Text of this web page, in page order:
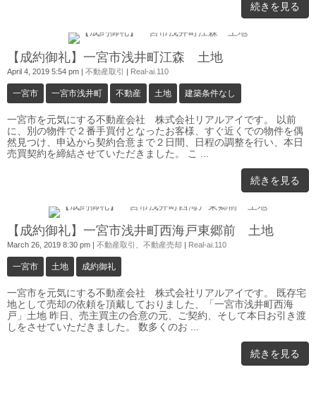
続きを見る
【成約御礼】一宮市浅井町江森 土地
April 4, 2019 5:54 pm | 不動産取引 | Real-ai.110
一宮市 一宮市浅井町 不動産 土地 建築条件なし
一宮市を元気にする不動産会社 株式会社リアルアイです。 以前
に、別の物件で２番手買付となったお客様、すぐ近くでの物件を偶
然見つけ、申込から契約合意まで２日間、日程の調整を行い、本日
売買契約を締結させていただきました。 こ ...
続きを見る
【成約御礼】一宮市浅井町西海戸東郷前 土地
March 26, 2019 8:30 pm 不動産取引 、 不動産売却 Real-ai.110
一宮市 土地 成約御礼
一宮市を元気にする不動産会社 株式会社リアルアイです。 既存宅
地として売却の依頼を頂戴しておりました、「一宮市浅井町西海
戸」土地 昨日、売主買主の合意の元、ご契約、そして本日お引き渡
しをさせていただきました。 数多くのお ...
続きを見る